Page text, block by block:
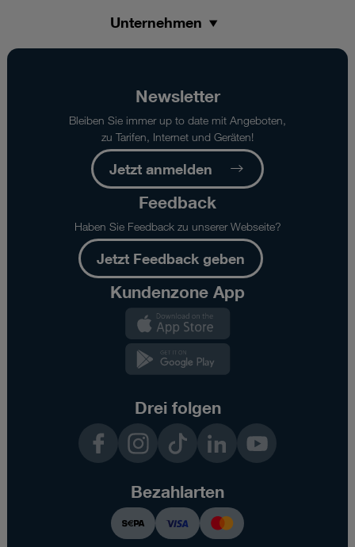
Unternehmen
Newsletter
Bleiben Sie immer up to date mit Angeboten,
zu Tarifen, Internet und Geräten!
Jetzt anmelden
Feedback
Haben Sie Feedback zu unserer Webseite?
Jetzt Feedback geben
Kundenzone App
Drei folgen
InstagramTikTok LinkedIn YouTube
Bezahlarten